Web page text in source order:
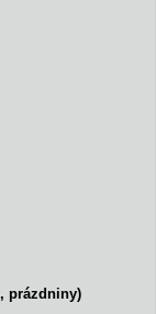
prázdniny)